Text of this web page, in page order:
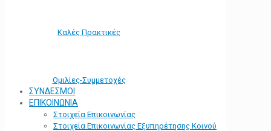
Καλές Πρακτικές
Ομιλίες-Συμμετοχές
ΣΥΝΔΕΣΜΟΙ
ΕΠΙΚΟΙΝΩΝΙΑ
Στοιχεία Επικοινωνίας
Στοιχεία Επικοινωνίας Εξυπηρέτησης Κοινού